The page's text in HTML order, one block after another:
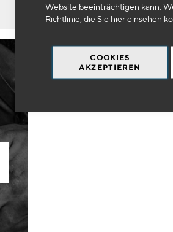
Website beeinträchtigen kann.
Richtlinie, die Sie hiereinsehen
COOKIES
AKZEPTIEREN